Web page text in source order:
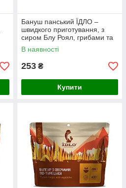
Бануш панський ЇДЛО –
швидкого приготування, з
сиром Блу Роял, грибами та
цибулею, сублімований
В наявності
253 ₴
Купити